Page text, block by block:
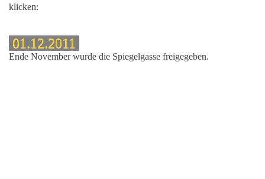
klicken:
01.12.2011
Ende November wurde die Spiegelgasse freigegeben.